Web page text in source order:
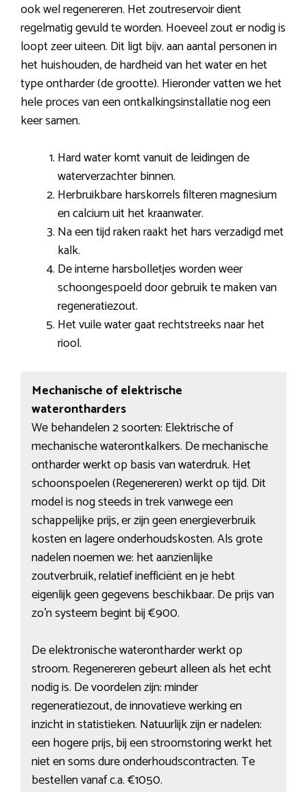
ook wel regenereren. Het zoutreservoir dient
regelmatig gevuld te worden. Hoeveel zout er nodig is
loopt zeer uiteen. Dit ligt bijv. aan aantal personen in
het huishouden, de hardheid van het water en het
type ontharder (de grootte). Hieronder vatten we het
hele proces van een ontkalkingsinstallatie nog een
keer samen.
Hard water komt vanuit de leidingen de
waterverzachter binnen.
Herbruikbare harskorrels filteren magnesium
en calcium uit het kraanwater.
Na een tijd raken raakt het hars verzadigd met
kalk.
De interne harsbolletjes worden weer
schoongespoeld door gebruik te maken van
regeneratiezout.
Het vuile water gaat rechtstreeks naar het
riool.
Mechanische of elektrische
waterontharders
We behandelen 2 soorten: Elektrische of
mechanische waterontkalkers. De mechanische
ontharder werkt op basis van waterdruk. Het
schoonspoelen (Regenereren) werkt op tijd. Dit
model is nog steeds in trek vanwege een
schappelijke prijs, er zijn geen energieverbruik
kosten en lagere onderhoudskosten. Als grote
nadelen noemen we: het aanzienlijke
zoutverbruik, relatief inefficiënt en je hebt
eigenlijk geen gegevens beschikbaar. De prijs van
zo’n systeem begint bij €900.
De elektronische waterontharder werkt op
stroom. Regenereren gebeurt alleen als het echt
nodig is. De voordelen zijn: minder
regeneratiezout, de innovatieve werking en
inzicht in statistieken. Natuurlijk zijn er nadelen:
een hogere prijs, bij een stroomstoring werkt het
niet en soms dure onderhoudscontracten. Te
bestellen vanaf c.a. €1050.